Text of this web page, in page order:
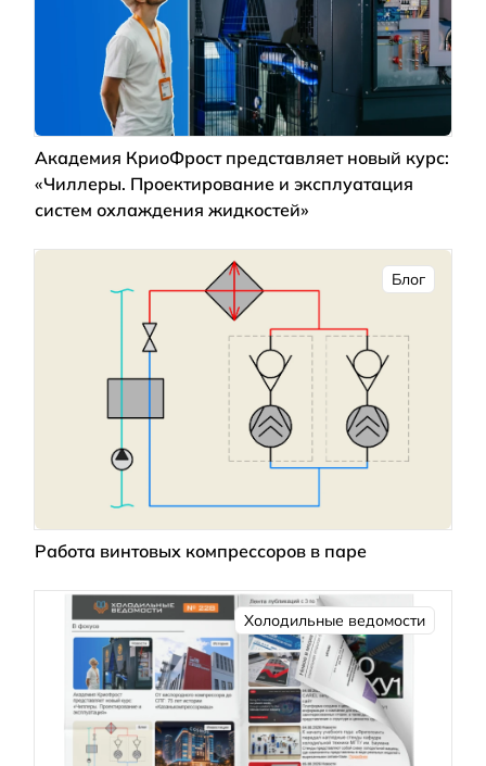
Академия КриоФрост представляет новый курс:
«Чиллеры. Проектирование и эксплуатация
систем охлаждения жидкостей»
Блог
Работа винтовых компрессоров в паре
Холодильные ведомости